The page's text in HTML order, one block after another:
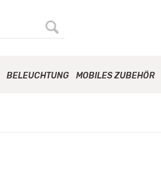
BELEUCHTUNG MOBILES ZUBEHÖR